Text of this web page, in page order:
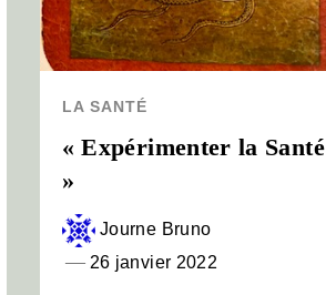
LA SANTÉ
« Expérimenter la Santé
»
Journe Bruno
26 janvier 2022